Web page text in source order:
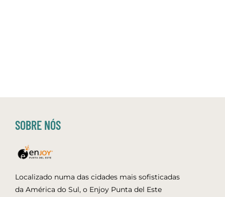
SOBRE NÓS
Localizado numa das cidades mais sofisticadas
da América do Sul, o Enjoy Punta del Este